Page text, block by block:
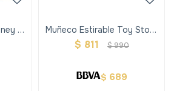
-
Muñeco Estirable Toy Story
- Jessie
$ 811 $990
$ 689